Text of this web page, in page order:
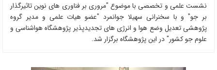
نشست علمی و تخصصی با موضوع "مروری بر فناوری های نوین تاثیرگذار
بر جو" و با سخنرانی سهیلا جوانمرد "عضو هیات علمی و مدیر گروه
پژوهشی تعدیل وضع هوا و انرژی های تجدیدپذیر پژوهشگاه هواشناسی و
علوم جو کشور" در این پژوهشگاه برگزار شد.